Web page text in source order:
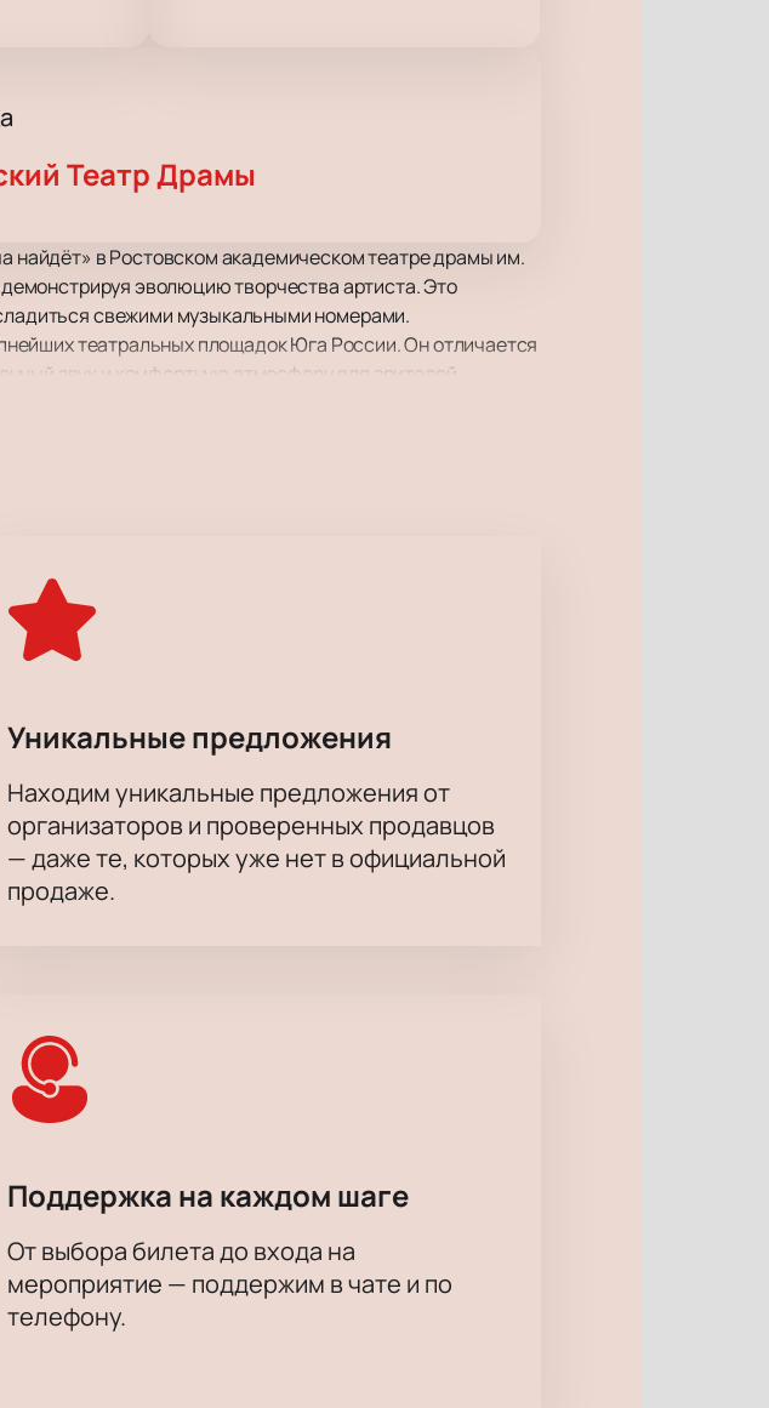
Театр Драмы
найдёт» в Ростовском академическом театре драмы им.
эволюцию творчества артиста. Это
свежими музыкальными номерами.
театральных площадок Юга России. Он отличается
звук и комфортную атмосферу для зрителей.
живое исполнение.
на-Дону.
Уникальные предложения
Находим уникальные предложения от
организаторов и проверенных продавцов
— даже те, которых уже нет в официальной
продаже.
Поддержка на каждом шаге
От выбора билета до входа на
мероприятие — поддержим в чате и по
телефону.